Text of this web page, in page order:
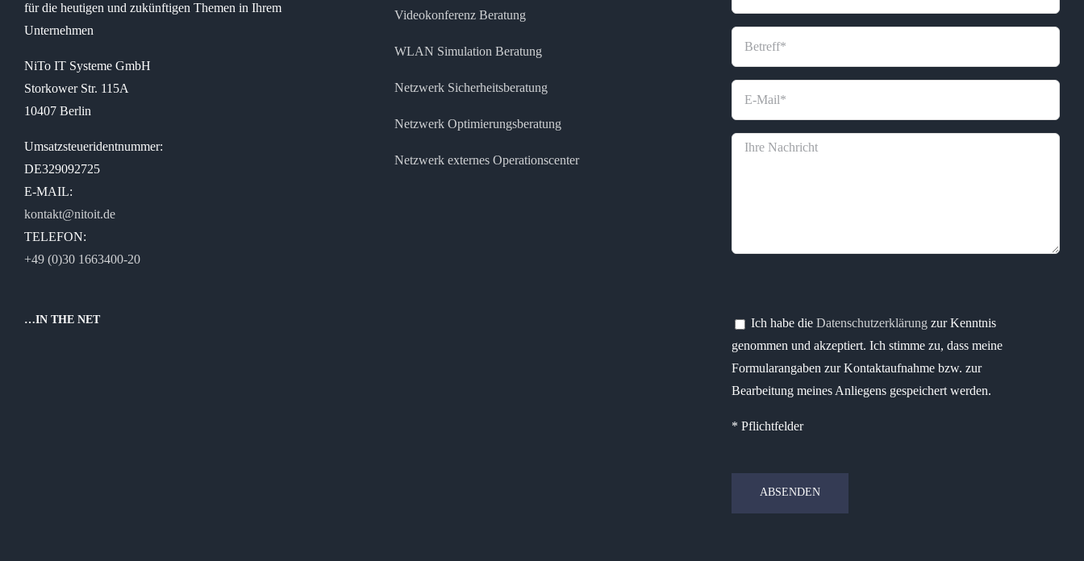
für die heutigen und zukünftigen Themen in Ihrem
Unternehmen
NiTo IT Systeme GmbH
Storkower Str. 115A
10407 Berlin
Umsatzsteueridentnummer:
DE329092725
E-MAIL:
kontakt@nitoit.de
TELEFON:
+49 (0)30 1663400-20
…IN THE NET
Videokonferenz Beratung
WLAN Simulation Beratung
Netzwerk Sicherheitsberatung
Netzwerk Optimierungsberatung
Netzwerk externes Operationscenter
Ich habe dieDatenschutzerklärung zur Kenntnis
genommen und akzeptiert. Ich stimme zu, dass meine
Formularangaben zur Kontaktaufnahme bzw. zur
Bearbeitung meines Anliegens gespeichert werden.
* Pflichtfelder